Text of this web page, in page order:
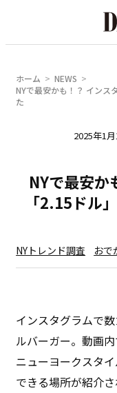
ホーム
NEWS
NYで最安かも！？ インス
た
2025年1
NYで最安か
「2.15ドル
NYトレンド調査 おで
インスタグラムで
ルバーガー。動画
ニューヨークスタ
できる場所が紹介